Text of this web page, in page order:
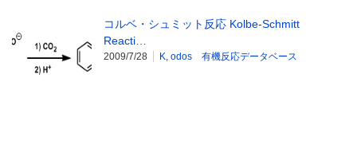
コルベ・シュミット反応 Kolbe-Schmitt
Reacti…
2009/7/28 K odos 有機反応データベース